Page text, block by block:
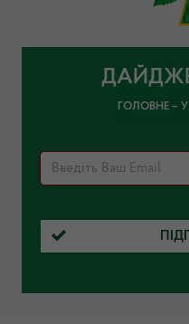
ГОЛОВНЕ –